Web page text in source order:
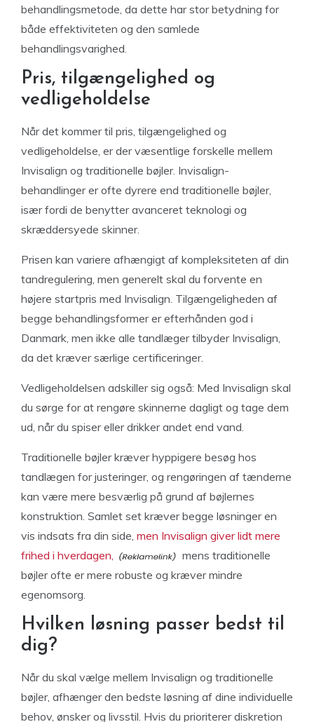
behandlingsmetode, da dette har stor betydning for
både effektiviteten og den samlede
behandlingsvarighed.
Pris, tilgængelighed og
vedligeholdelse
Når det kommer til pris, tilgængelighed og
vedligeholdelse, er der væsentlige forskelle mellem
Invisalign og traditionelle bøjler. Invisalign-
behandlinger er ofte dyrere end traditionelle bøjler,
især fordi de benytter avanceret teknologi og
skræddersyede skinner.
Prisen kan variere afhængigt af kompleksiteten af din
tandregulering, men generelt skal du forvente en
højere startpris med Invisalign. Tilgængeligheden af
begge behandlingsformer er efterhånden god i
Danmark, men ikke alle tandlæger tilbyder Invisalign,
da det kræver særlige certificeringer.
Vedligeholdelsen adskiller sig også: Med Invisalign skal
du sørge for at rengøre skinnerne dagligt og tage dem
ud, når du spiser eller drikker andet end vand.
Traditionelle bøjler kræver hyppigere besøg hos
tandlægen for justeringer, og rengøringen af tænderne
kan være mere besværlig på grund af bøjlernes
konstruktion. Samlet set kræver begge løsninger en
vis indsats fra din side, men Invisalign giver lidt mere
frihed i hverdagen,
mens traditionelle
bøjler ofte er mere robuste og kræver mindre
egenomsorg.
Hvilken løsning passer bedst til
dig?
Når du skal vælge mellem Invisalign og traditionelle
bøjler, afhænger den bedste løsning af dine individuelle
behov, ønsker og livsstil. Hvis du prioriterer diskretion